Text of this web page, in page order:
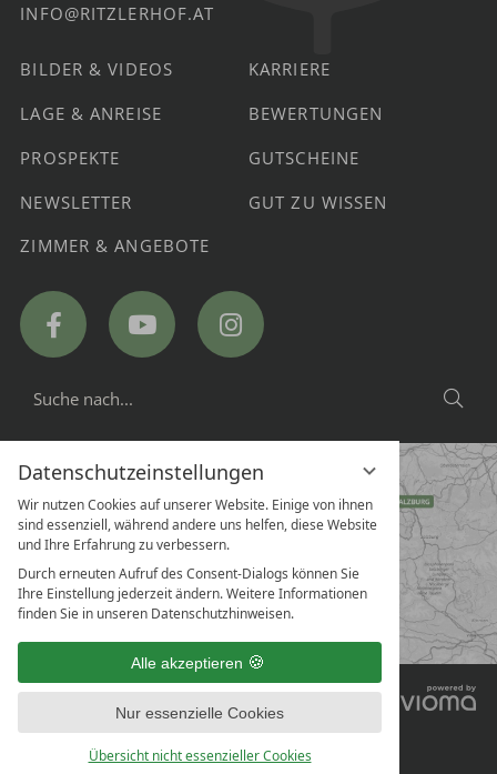
Datenschutzeinstellungen
Wir nutzen Cookies auf unserer Website. Einige von ihnen
sind essenziell, während andere uns helfen, diese Website
und Ihre Erfahrung zu verbessern.
Durch erneuten Aufruf des Consent-Dialogs können Sie
Ihre Einstellung jederzeit ändern. Weitere Informationen
finden Sie in unseren Datenschutzhinweisen.
Alle akzeptieren
Nur essenzielle Cookies
Übersicht nicht essenzieller Cookies
INFO@RITZLERHOF.AT
BILDER & VIDEOS
KARRIERE
LAGE & ANREISE
BEWERTUNGEN
PROSPEKTE
GUTSCHEINE
NEWSLETTER
GUT ZU WISSEN
ZIMMER & ANGEBOTE
Hotel
Ritzlerhof
Facebook
Hotel
Ritzlerhof
YouTube
SUCHE
DATENSCHUTZERKLÄRUNG
DATENSCHUTZEINSTELLUNGEN
IMPRESSUM